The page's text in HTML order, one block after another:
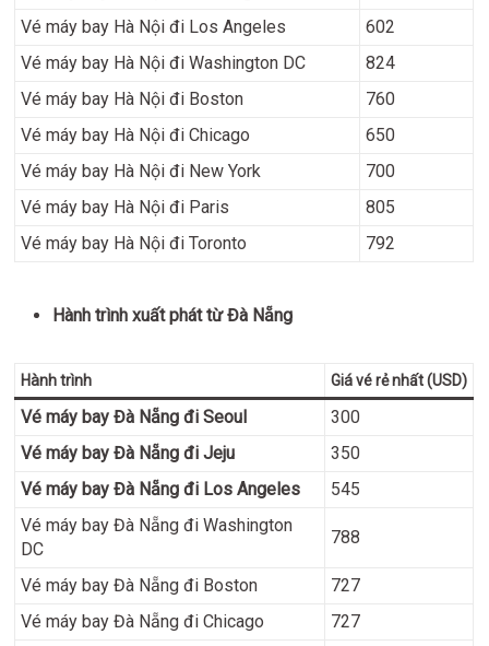
Vé máy bay Hà Nội đi Los Angeles
602
Vé máy bay Hà Nội đi Washington DC
824
Vé máy bay Hà Nội đi Boston
760
Vé máy bay Hà Nội đi Chicago
650
Vé máy bay Hà Nội đi New York
700
Vé máy bay Hà Nội đi Paris
805
Vé máy bay Hà Nội đi Toronto
792
Hành trình xuất phát từ Đà Nẵng
Hành trình Giá vé rẻ nhất (USD)
Vé máy bay Đà Nẵng đi Seoul
300
Vé máy bay Đà Nẵng đi Jeju
350
Vé máy bay Đà Nẵng đi Los Angeles
545
Vé máy bay Đà Nẵng đi Washington
DC
788
Vé máy bay Đà Nẵng đi Boston
727
Vé máy bay Đà Nẵng đi Chicago
727